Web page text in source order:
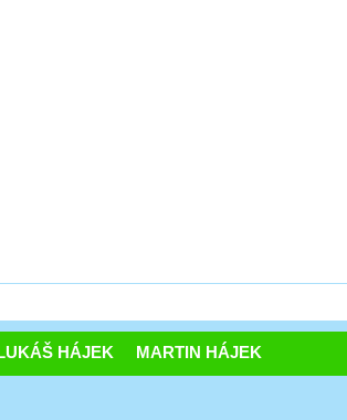
LUKÁŠ HÁJEK MARTIN HÁJEK